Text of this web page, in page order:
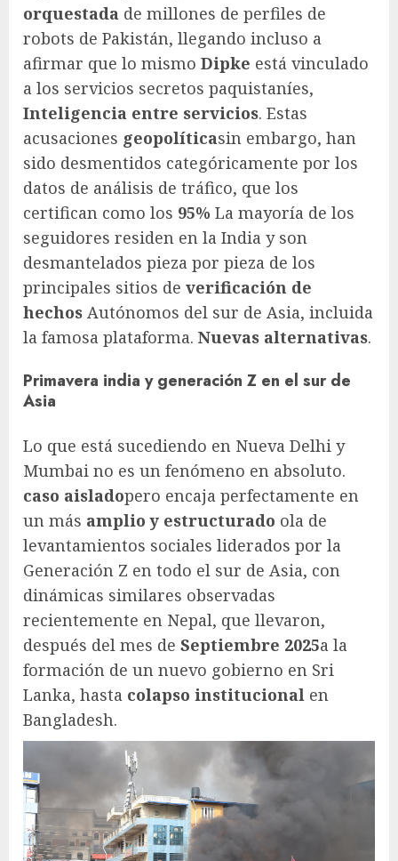
orquestada de millones de perfiles de
robots de Pakistán, llegando incluso a
afirmar que lo mismo Dipke está vinculado
a los servicios secretos paquistaníes,
Inteligencia entre servicios. Estas
acusaciones geopolíticasin embargo, han
sido desmentidos categóricamente por los
datos de análisis de tráfico, que los
certifican como los 95% La mayoría de los
seguidores residen en la India y son
desmantelados pieza por pieza de los
principales sitios de verificación de
hechos Autónomos del sur de Asia, incluida
la famosa plataforma. Nuevas alternativas.
Primavera india y generación Z en el sur de
Asia
Lo que está sucediendo en Nueva Delhi y
Mumbai no es un fenómeno en absoluto.
caso aisladopero encaja perfectamente en
un más amplio y estructurado ola de
levantamientos sociales liderados por la
Generación Z en todo el sur de Asia, con
dinámicas similares observadas
recientemente en Nepal, que llevaron,
después del mes de Septiembre 2025a la
formación de un nuevo gobierno en Sri
Lanka, hasta colapso institucional en
Bangladesh.